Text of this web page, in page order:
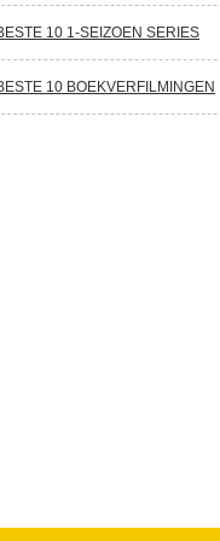
10 1-SEIZOEN SERIES
10 BOEKVERFILMINGEN